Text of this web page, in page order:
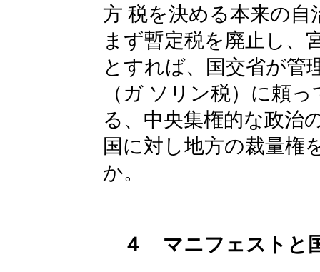
方 税を決める本来の
まず暫定税を廃止し、
とすれば、国交省が管
（ガ ソリン税）に頼
る、中央集権的な政治
国に対し地方の裁量権
か。
４ マニフェストと